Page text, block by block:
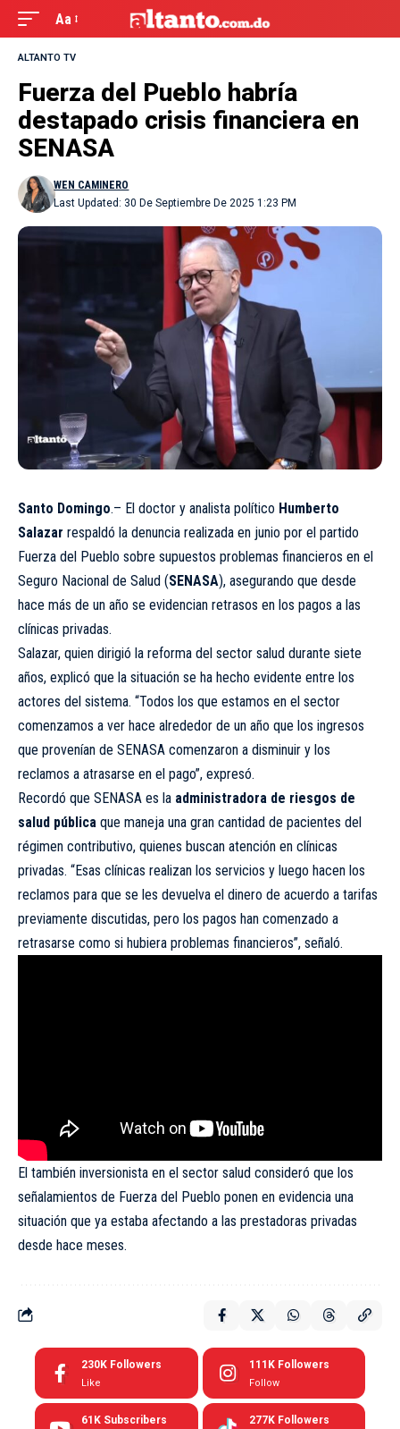
Aa
ALTANTO TV
Fuerza del Pueblo habría
destapado crisis financiera en
SENASA
Last Updated: 30 De Septiembre De 2025 1:23 PM
WEN CAMINERO
Santo Domingo.– El doctor y analista político Humberto
Salazar respaldó la denuncia realizada en junio por el partido
Fuerza del Pueblo sobre supuestos problemas financieros en el
Seguro Nacional de Salud (SENASA), asegurando que desde
hace más de un año se evidencian retrasos en los pagos a las
clínicas privadas.
Salazar, quien dirigió la reforma del sector salud durante siete
años, explicó que la situación se ha hecho evidente entre los
actores del sistema. “Todos los que estamos en el sector
comenzamos a ver hace alrededor de un año que los ingresos
que provenían de SENASA comenzaron a disminuir y los
reclamos a atrasarse en el pago”, expresó.
Recordó que SENASA es la administradora de riesgos de
salud pública que maneja una gran cantidad de pacientes del
régimen contributivo, quienes buscan atención en clínicas
privadas. “Esas clínicas realizan los servicios y luego hacen los
reclamos para que se les devuelva el dinero de acuerdo a tarifas
previamente discutidas, pero los pagos han comenzado a
retrasarse como si hubiera problemas financieros”, señaló.
El también inversionista en el sector salud consideró que los
señalamientos de Fuerza del Pueblo ponen en evidencia una
situación que ya estaba afectando a las prestadoras privadas
desde hace meses.
230K Followers
Like
111K Followers
Follow
61K Subscribers 277K Followers